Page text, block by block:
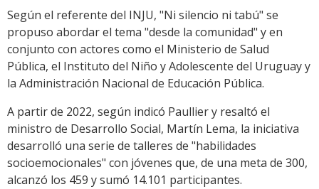
Según el referente del INJU, "Ni silencio ni tabú" se
propuso abordar el tema "desde la comunidad" y en
conjunto con actores como el Ministerio de Salud
Pública, el Instituto del Niño y Adolescente del Uruguay y
la Administración Nacional de Educación Pública.
A partir de 2022, según indicó Paullier y resaltó el
ministro de Desarrollo Social, Martín Lema, la iniciativa
desarrolló una serie de talleres de "habilidades
socioemocionales" con jóvenes que, de una meta de 300,
alcanzó los 459 y sumó 14.101 participantes.